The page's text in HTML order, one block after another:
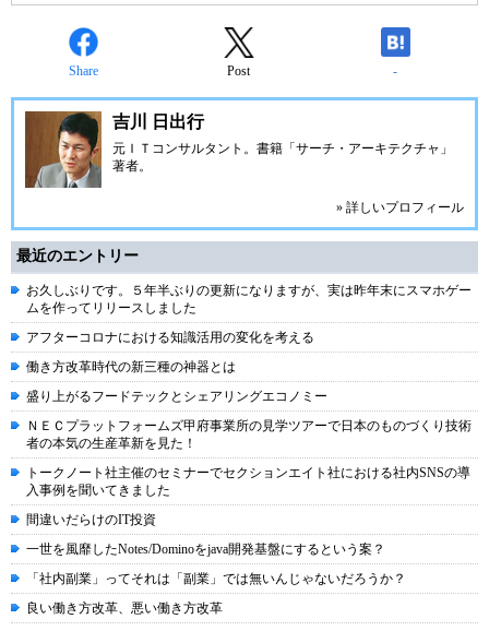
Share Post -
吉川 日出行
元ＩＴコンサルタント。書籍「サーチ・アーキテクチャ」
著者。
» 詳しいプロフィール
最近のエントリー
お久しぶりです。５年半ぶりの更新になりますが、実は昨年末にスマホゲー
ムを作ってリリースしました
アフターコロナにおける知識活用の変化を考える
働き方改革時代の新三種の神器とは
盛り上がるフードテックとシェアリングエコノミー
ＮＥＣプラットフォームズ甲府事業所の見学ツアーで日本のものづくり技術
者の本気の生産革新を見た！
トークノート社主催のセミナーでセクションエイト社における社内SNSの導
入事例を聞いてきました
間違いだらけのIT投資
一世を風靡したNotes/Dominoをjava開発基盤にするという案？
「社内副業」ってそれは「副業」では無いんじゃないだろうか？
良い働き方改革、悪い働き方改革